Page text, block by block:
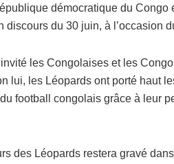
démocratique du Congo
discours du 30 juin, à l’occasion
les Congolaises et les
lui, les Léopards ont porté haut
football congolais grâce à leur
des Léopards restera gravé